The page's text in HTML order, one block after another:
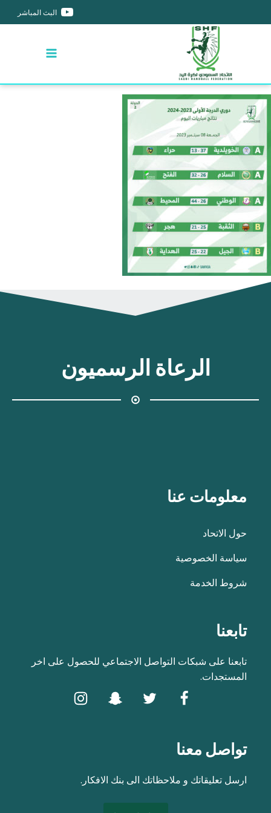
البث المباشر
الرعاة الرسميون
معلومات عنا
حول الاتحاد
سياسة الخصوصية
شروط الخدمة
تابعنا
تابعنا على شبكات التواصل الاجتماعي للحصول على اخر
المستجدات.
تواصل معنا
ارسل تعليقاتك و ملاحظاتك الى بنك الافكار.